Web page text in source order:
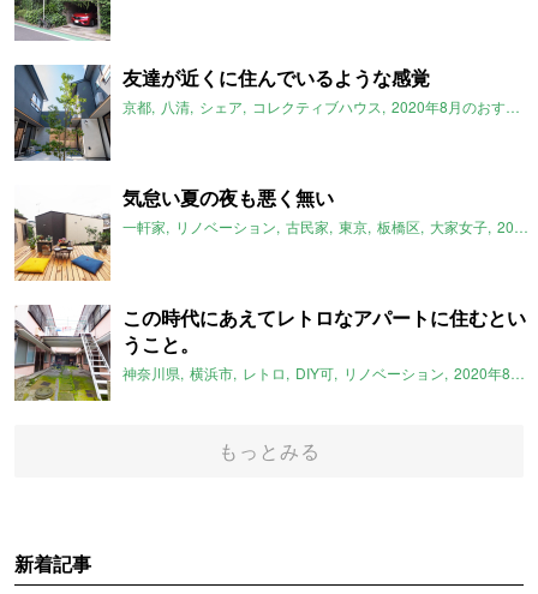
友達が近くに住んでいるような感覚
京都 八清 シェア コレクティブハウス 2020年8月のおすすめ
気怠い夏の夜も悪く無い
一軒家 リノベーション 古民家 東京 板橋区 大家女子 2020年8月のおすすめ
この時代にあえてレトロなアパートに住むとい
うこと。
神奈川県 横浜市 レトロ DIY可 リノベーション 2020年8月のおすすめ
もっとみる
新着記事